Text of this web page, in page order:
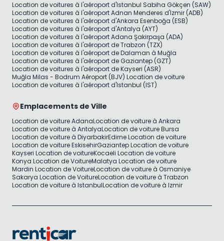
Location de voitures à l'aéroport d'Istanbul Sabiha Gökçen (SAW)
Location de voitures à l'aéroport Adnan Menderes d'Izmir (ADB)
Location de voitures à l'aéroport d'Ankara Esenboğa (ESB)
Location de voitures à l'aéroport d'Antalya (AYT)
Location de voitures à l'aéroport Adana Şakirpaşa (ADA)
Location de voitures à l'aéroport de Trabzon (TZX)
Location de voitures à l'aéroport de Dalaman à Muğla
Location de voitures à l'aéroport de Gaziantep (GZT)
Location de voitures à l'aéroport de Kayseri (ASR)
Muğla Milas - Bodrum Aéroport (BJV) Location de voiture
Location de voitures à l'aéroport d'Istanbul (IST)
Emplacements de Ville
Location de voiture AdanaLocation de voiture à Ankara
Location de voiture à AntalyaLocation de voiture Bursa
Location de voiture à DiyarbakirEdirne Location de voiture
Location de voiture EskisehirGaziantep Location de voiture
Kayseri Location de voitureKocaeli Location de voiture
Konya Location de VoitureMalatya Location de voiture
Mardin Location de VoitureLocation de voiture à Osmaniye
Sakarya Location de VoitureLocation de voiture à Trabzon
Location de voiture à IstanbulLocation de voiture à Izmir